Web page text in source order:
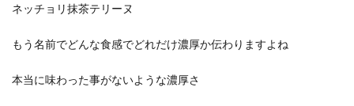
ネッチョリ抹茶テリーヌ
もう名前でどんな食感でどれだけ濃厚か伝わりますよね
本当に味わった事がないような濃厚さ